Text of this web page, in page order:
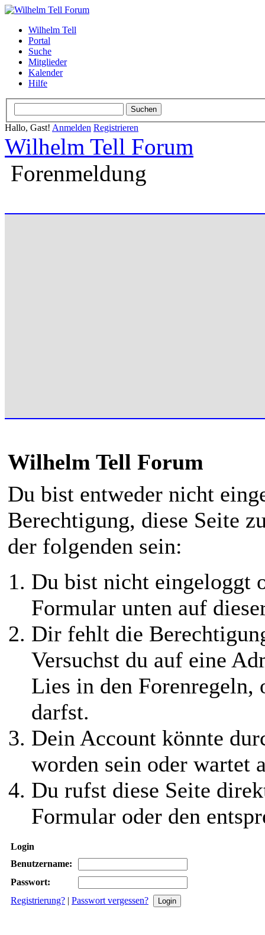
Wilhelm Tell
Portal
Suche
Mitglieder
Kalender
Hilfe
Hallo, Gast! Anmelden Registrieren
Wilhelm Tell Forum
Forenmeldung
Wilhelm Tell Forum
Du bist entweder nicht
Berechtigung, diese Seite
der folgenden sein:
Du bist nicht eingeloggt
Formular unten auf
Dir fehlt die
Versuchst du auf eine
Lies in den Forenregeln,
darfst.
Dein Account könnte
worden sein oder wartet
Du rufst diese Seite
Formular oder den
Login
Benutzername:
Passwort:
Registrierung? | Passwort vergessen?